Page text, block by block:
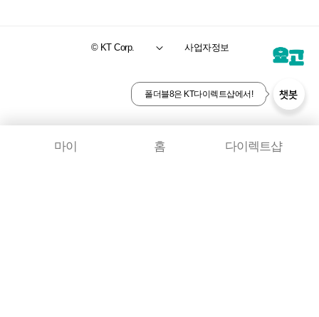
© KT Corp. 사업자정보
챗봇
폴더블8은 KT다이렉트샵에서!
마이 홈 다이렉트샵